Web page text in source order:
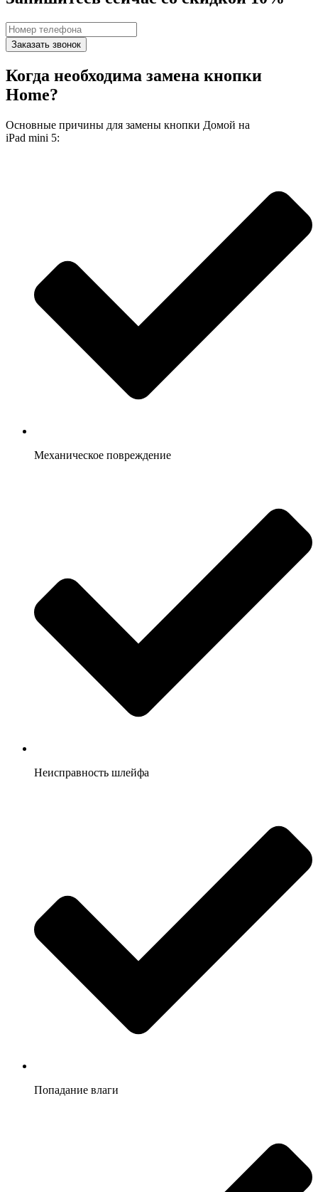
Заказать звонок
Когда необходима замена кнопки
Home?
Основные причины для замены кнопки Домой на
iPad mini 5:
Механическое повреждение
Неисправность шлейфа
Попадание влаги